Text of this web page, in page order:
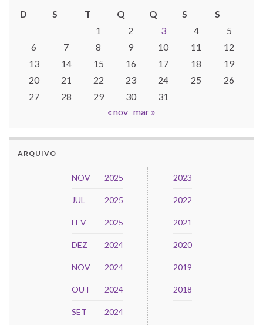
D
S T Q Q S
S
1
2 3 4
5
6
7 8 9 10 11
12
13
14 15 16 17 18
19
20
21 22 23 24 25
26
27
28 29 30
31
« nov mar »
ARQUIVO
NOV 2025
JUL 2025
FEV 2025
DEZ 2024
NOV 2024
OUT 2024
SET 2024
2023
2022
2021
2020
2019
2018